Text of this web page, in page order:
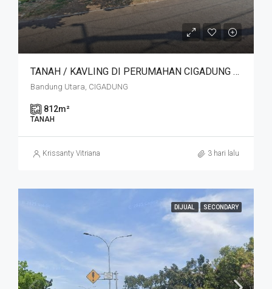
TANAH / KAVLING DI PERUMAHAN CIGADUNG SELATAN SAYAP DAGO, BANDUNG
Bandung Utara, CIGADUNG
812m²
TANAH
Krissanty Vitriana 3 hari lalu
DIJUAL SECONDARY